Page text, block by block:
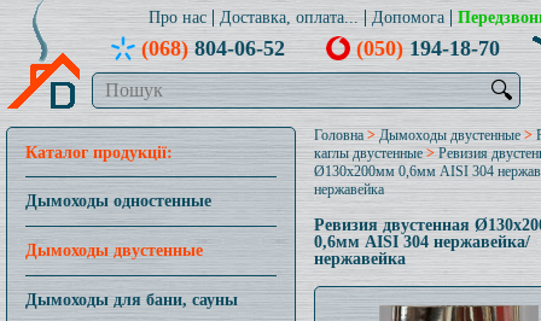
Про нас Доставка, оплата... Допомога
(068)804-06-52 (050)194-18-70
🔍
Каталог продукції:
Дымоходы одностенные
Дымоходы двустенные
Дымоходы для бани, сауны
Головна > Дымоходы двустенные >
каглы двустенные>Ревизия
Ø130x200мм 0,6мм AISI 304
нержавейка
Ревизия двустенная
0,6мм AISI 304 нержавейка/
нержавейка